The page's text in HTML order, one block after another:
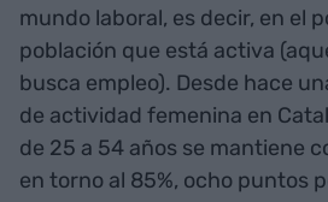
mundo laboral, es decir, en el
población que está activa
busca empleo). Desde hace
de actividad femenina en
de 25 a 54 años se mantiene
en torno al 85%, ocho puntos